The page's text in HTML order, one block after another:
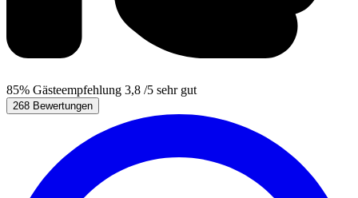
85% Gästeempfehlung 3,8 /5 sehr gut
268 Bewertungen